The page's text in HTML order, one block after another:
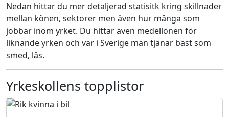
Nedan hittar du mer detaljerad statisitk kring skillnader
mellan könen, sektorer men även hur många som
jobbar inom yrket. Du hittar även medellönen för
liknande yrken och var i Sverige man tjänar bäst som
smed, lås.
Yrkeskollens topplistor